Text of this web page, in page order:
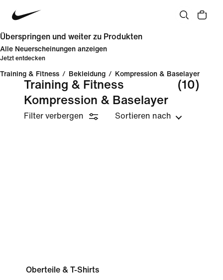
Überspringen und weiter zu Produkten
Alle Neuerscheinungen anzeigen
Jetzt entdecken
Training & Fitness / Bekleidung / Kompression & Baselayer
Training & Fitness
Kompression & Baselayer
(10)
Filter verbergen Sortieren nach
Oberteile & T-Shirts